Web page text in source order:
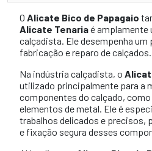
O Alicate Bico de Papagaio
Alicate Tenariaé amplamente
calçadista. Ele desempenha
fabricação e reparo de calçados.
Na indústria calçadista, o
utilizado principalmente para a
componentes do calçado,
elementos de metal. Ele é
trabalhos delicados e precisos,
e fixação segura desses